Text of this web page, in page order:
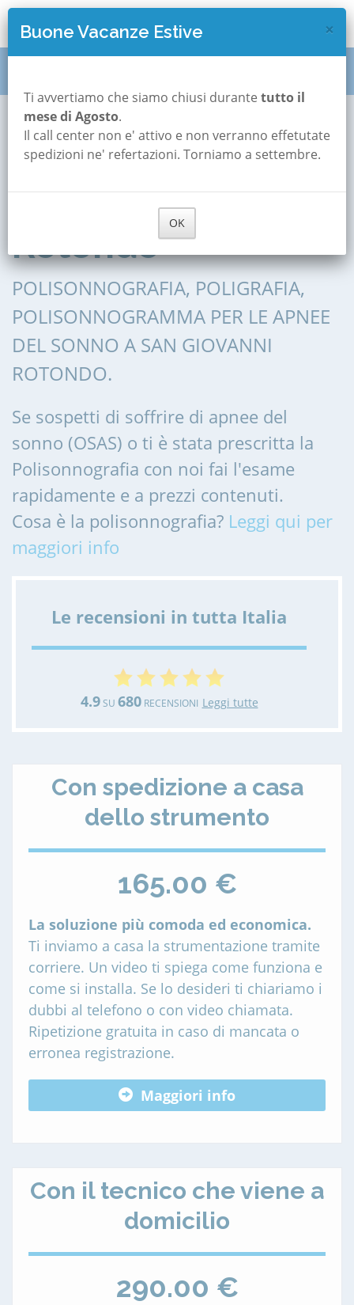
San Giovanni Rotondo
Polisonnografia a
San Giovanni
Rotondo
POLISONNOGRAFIA, POLIGRAFIA,
POLISONNOGRAMMA PER LE APNEE
DEL SONNO A SAN GIOVANNI
ROTONDO.
Se sospetti di soffrire di apnee del
sonno (OSAS) o ti è stata prescritta la
Polisonnografia con noi fai l'esame
rapidamente e a prezzi contenuti.
Cosa è la polisonnografia? Leggi qui per
maggiori info
Le recensioni in tutta Italia
4.9SU 680RECENSIONI Leggi tutte
Con spedizione a casa
dello strumento
165.00 €
La soluzione più comoda ed economica.
Ti inviamo a casa la strumentazione tramite
corriere. Un video ti spiega come funziona e
come si installa. Se lo desideri ti chiariamo i
dubbi al telefono o con video chiamata.
Ripetizione gratuita in caso di mancata o
erronea registrazione.
Maggiori info
Con il tecnico che viene a
domicilio
290.00 €
×
Buone Vacanze Estive
Ti avvertiamo che siamo chiusi durante tutto il
mese di Agosto.
Il call center non e' attivo e non verranno effetutate
spedizioni ne' refertazioni. Torniamo a settembre.
OK